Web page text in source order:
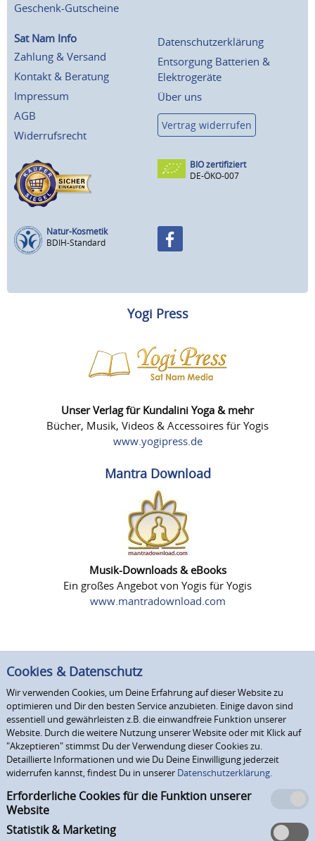
Geschenk-Gutscheine
Sat Nam Info
Zahlung & Versand
Kontakt & Beratung
Impressum
AGB
Widerrufsrecht
Datenschutzerklärung
Entsorgung Batterien &
Elektrogeräte
Über uns
Vertrag widerrufen
BIO zertifiziert
DE-ÖKO-007
Natur-Kosmetik
BDIH-Standard
Yogi Press
Unser Verlag für Kundalini Yoga & mehr
Bücher, Musik, Videos & Accessoires für Yogis
www.yogipress.de
Mantra Download
Musik-Downloads & eBooks
Ein großes Angebot von Yogis für Yogis
www.mantradownload.com
Cookies & Datenschutz
Wir verwenden Cookies, um Deine Erfahrung auf dieser Website zu
optimieren und Dir den besten Service anzubieten. Einige davon sind
essentiell und gewährleisten z.B. die einwandfreie Funktion unserer
Website. Durch die weitere Nutzung unserer Website oder mit Klick auf
"Akzeptieren" stimmst Du der Verwendung dieser Cookies zu.
Detaillierte Informationen und wie Du Deine Einwilligung jederzeit
widerrufen kannst, findest Du in unserer Datenschutzerklärung.
Erforderliche Cookies für die Funktion unserer
Website
Statistik & Marketing